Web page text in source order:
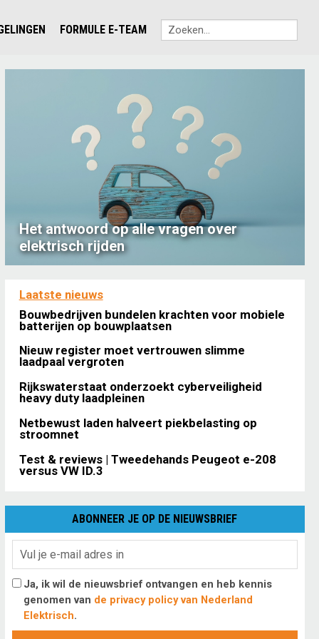
FORMULE E-TEAM
Het antwoord op alle vragen over
elektrisch rijden
Laatste nieuws
Bouwbedrijven bundelen krachten voor mobiele
batterijen op bouwplaatsen
Nieuw register moet vertrouwen slimme
laadpaal vergroten
Rijkswaterstaat onderzoekt cyberveiligheid
heavy duty laadpleinen
Netbewust laden halveert piekbelasting op
stroomnet
Test & reviews | Tweedehands Peugeot e-208
versus VW ID.3
ABONNEER JE OP DE NIEUWSBRIEF
Ja, ik wil de nieuwsbrief ontvangen en heb kennis
genomen van de privacy policy van Nederland
Elektrisch.